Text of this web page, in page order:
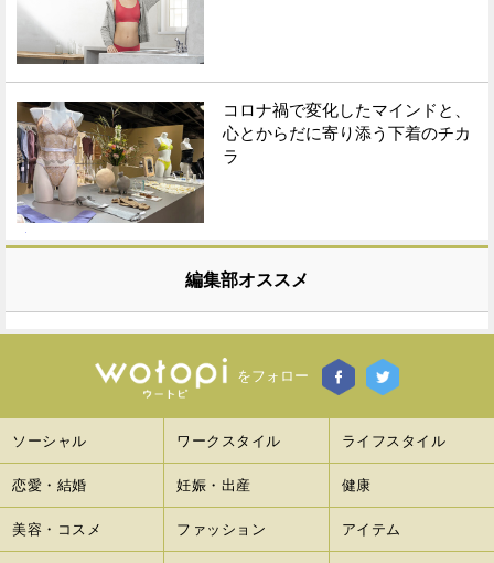
コロナ禍で変化したマインドと、
心とからだに寄り添う下着のチカ
ラ
編集部オススメ
をフォロー
ソーシャル ワークスタイル ライフスタイル
恋愛・結婚 妊娠・出産 健康
美容・コスメ ファッション アイテム